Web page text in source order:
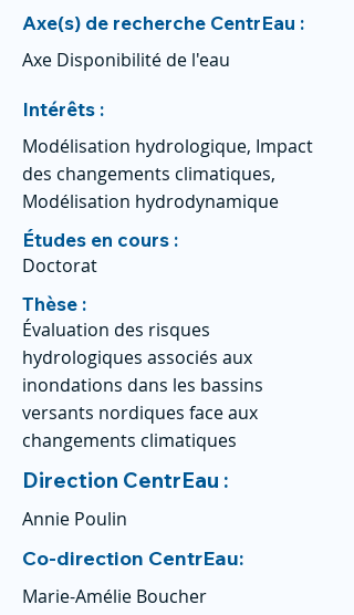
Axe(s) de recherche CentrEau :
Axe Disponibilité de l'eau
Intérêts :
Modélisation hydrologique, Impact
des changements climatiques,
Modélisation hydrodynamique
Études en cours :
Doctorat
Thèse :
Évaluation des risques
hydrologiques associés aux
inondations dans les bassins
versants nordiques face aux
changements climatiques
Direction CentrEau :
Annie Poulin
Co-direction CentrEau:
Marie-Amélie Boucher